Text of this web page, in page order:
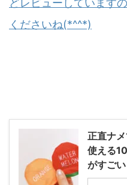
どレビューしています
くださいね(*^^*)
正直ナ
使える
がすごい